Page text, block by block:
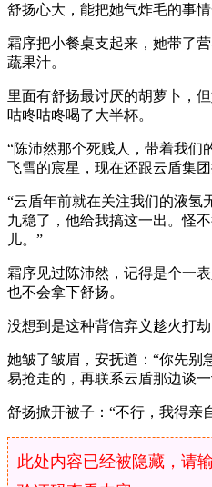
舒扬心大，能把她气炸毛的事情
霜序把小餐桌支起来，她带了
蔬果汁。
里面有舒扬最讨厌的胡萝卜，
咕咚咕咚喝了大半杯。
“陈沛然那个死贱人，带着我们
飞雪的宸星，现在还跟云盾集
“云盾年前就在关注我们的液氢
九稳了，他给我搞这一出。怪
儿。”
霜序见过陈沛然，记得是个一
也不会拿下舒扬。
没想到是这种背信弃义趁火打劫
她皱了皱眉，安抚道：“你先别
易抢走的，再联系云盾那边谈
舒扬掀开被子：“不行，我得亲
此处内容已经被隐藏，请